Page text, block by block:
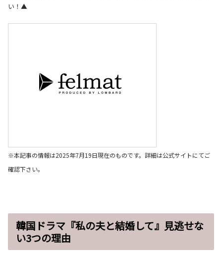
い！▲
※本記事の情報は2025年7月19日現在のものです。詳細は公式サイトにてご
確認下さい。
韓国ドラマ『私の夫と結婚して』見逃せな
い3つの理由